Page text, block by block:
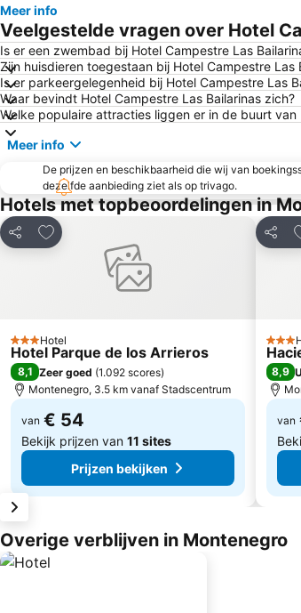
Meer info
Veelgestelde vragen over Hotel
Is er een zwembad bij Hotel Campestre Las
Zijn huisdieren toegestaan bij Hotel Campestre Las
Is er parkeergelegenheid bij Hotel Campestre Las
Waar bevindt Hotel Campestre Las Bailarinas zich?
Welke populaire attracties liggen er in de buurt van
Meer info
De prijzen en beschikbaarheid die wij van
dezelfde aanbieding ziet als op trivago.
Hotels met topbeoordelingen in
Delen
Toevoegen aan favorieten
3 Sterren
Hotel
Hotel Parque de los Arrieros
8,1 Zeer goed (1.092 scores)
Montenegro, 3.5 km vanaf Stadscentrum
van € 54
Bekijk prijzen van 11 sites
Prijzen bekijken
Delen
3
8,9
van
Overige verblijven in Montenegro